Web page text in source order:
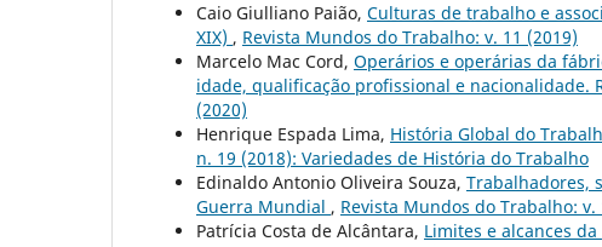
Caio Giulliano Paião, Culturas de trabalho e
XIX) , Revista Mundos do Trabalho: v. 11 (2019)
Marcelo Mac Cord, Operários e operárias da
idade, qualificação profissional e nacionalidade.
(2020)
Henrique Espada Lima, História Global do
n. 19 (2018): Variedades de História do Trabalho
Edinaldo Antonio Oliveira Souza, Trabalhadores,
Guerra Mundial , Revista Mundos do Trabalho: v.
Patrícia Costa de Alcântara, Limites e alcances